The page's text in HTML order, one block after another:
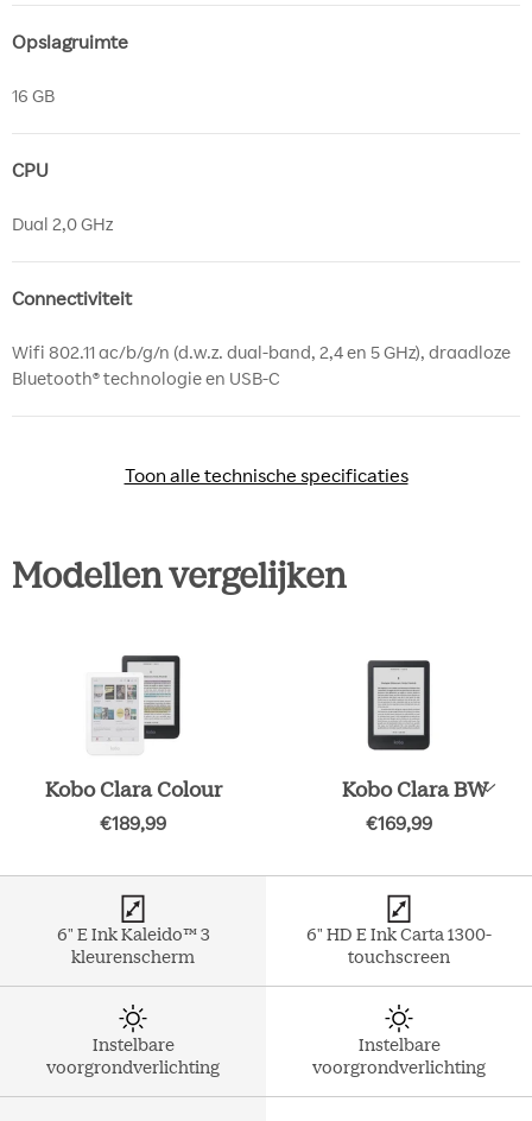
Opslagruimte
16 GB
CPU
Dual 2,0 GHz
Connectiviteit
Wifi 802.11 ac/b/g/n (d.w.z. dual-band, 2,4 en 5 GHz), draadloze
Bluetooth® technologie en USB-C
Toon alle technische specificaties
Toon alle technische specificaties
Modellen vergelijken
Kobo Clara Colour
€189,99
Kobo Clara BW
€169,99
6" E Ink Kaleido™ 3
kleurenscherm
Instelbare
voorgrondverlichting
6" HD E Ink Carta 1300-
touchscreen
Instelbare
voorgrondverlichting